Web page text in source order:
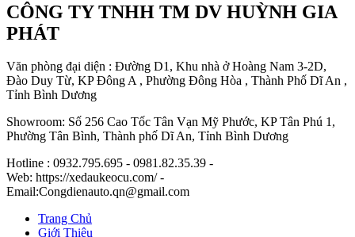
CÔNG TY TNHH TM DV HUỲNH GIA
PHÁT
Văn phòng đại diện : Đường D1, Khu nhà ở Hoàng Nam 3-2D,
Đào Duy Từ, KP Đông A , Phường Đông Hòa , Thành Phố Dĩ An ,
Tỉnh Bình Dương
Showroom: Số 256 Cao Tốc Tân Vạn Mỹ Phước, KP Tân Phú 1,
Phường Tân Bình, Thành phố Dĩ An, Tỉnh Bình Dương
Hotline : 0932.795.695 - 0981.82.35.39 -
Web: https://xedaukeocu.com/ -
Email:Congdienauto.qn@gmail.com
Trang Chủ
Giới Thiệu